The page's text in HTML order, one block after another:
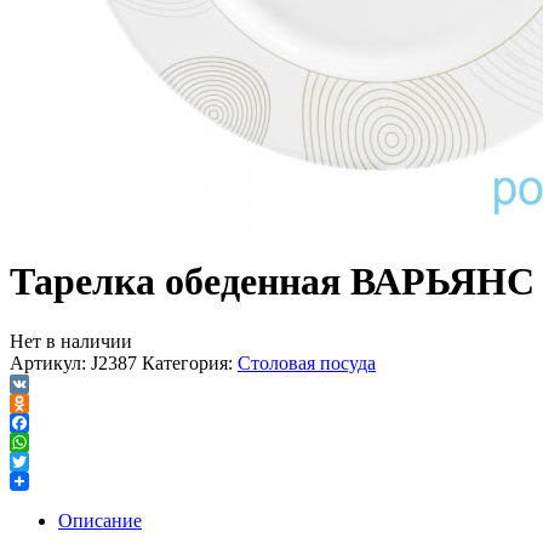
Тарелка обеденная ВАРЬЯНС
Нет в наличии
Артикул: J2387 Категория: Столовая посуда
VK
Odnoklassniki
Facebook
WhatsApp
Twitter
Описание